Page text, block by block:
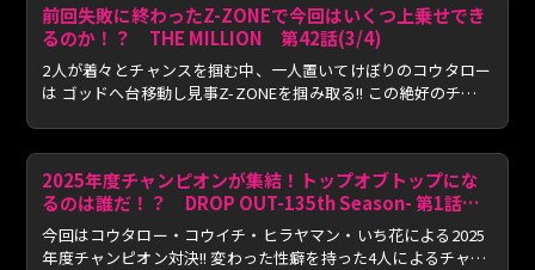
前回失敗に終わったZ-ZONEで今回はいくつ上乗せでき
るのか！？ THE MILLION 第42話(3/4)
2人が着々とチャンスを掴む中、一人置いてけぼりのコウタロー
は ゴッドへ台移動し見事Z-ZONEを掴み取る!! この絶好のチャ
2025年度チャンピオンが集結！トップオブトップにな
るのは誰だ！？ DROP OUT-135th Season- 第1話
(1/4)
今回はコウタロー・コウイチ・ヒラヤマン・いち花による2025
年度チャンピオン対決!! 変わった性癖を持った4人によるチャン